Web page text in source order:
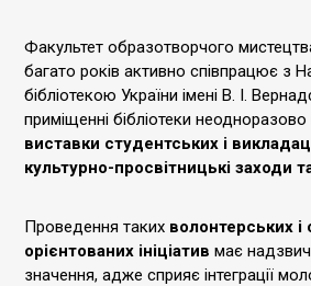
Факультет образотворчого
багато років активно співпрацює з
бібліотекою України імені В. І.
приміщенні бібліотеки
виставки студентських і
культурно-просвітницькі заходи
Проведення таких волонтерських і
орієнтованих ініціатив має
значення, адже сприяє інтеграції